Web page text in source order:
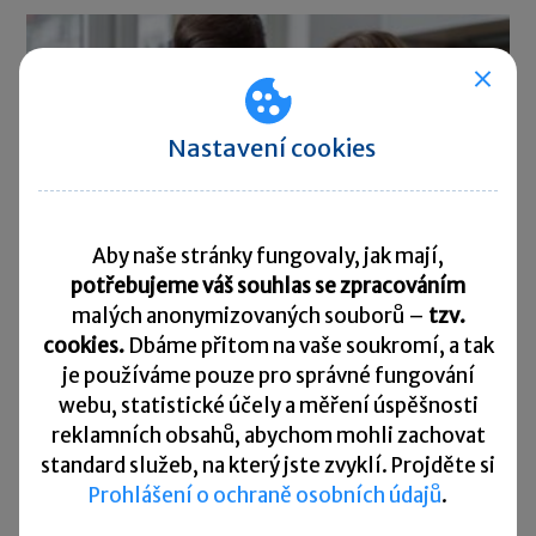
Druh práce
17. 06. 2020
Jednou z podstatných náležitostí pracovní smlouvy je druh
práce, který má zaměstnanec pro zaměstnavatele
vykonávat. Může být v pracovní smlouvě uvedeno více
Nastavení cookies
Aby naše stránky fungovaly, jak mají,
potřebujeme váš souhlas se zpracováním
malých anonymizovaných souborů – tzv.
cookies. Dbáme přitom na vaše soukromí, a tak
je používáme pouze pro správné fungování
webu, statistické účely a měření úspěšnosti
reklamních obsahů, abychom mohli zachovat
standard služeb, na který jste zvyklí. Projděte si
Prohlášení o ochraně osobních údajů.